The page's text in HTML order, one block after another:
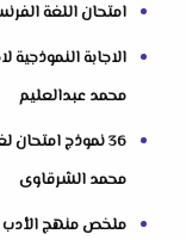
امتحان اللغة
محمد عبدالعليم
36 نموذج امتحان
محمد الشرقاوى
ملخص منهج الأدب من